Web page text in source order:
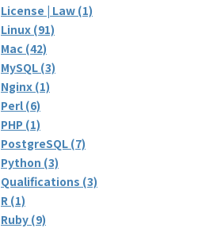
License | Law (1)
Linux (91)
Mac (42)
MySQL (3)
Nginx (1)
Perl (6)
PHP (1)
PostgreSQL (7)
Python (3)
Qualifications (3)
R (1)
Ruby (9)